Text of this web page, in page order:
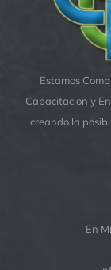
Estamos
Capacitacion y
creando la
En